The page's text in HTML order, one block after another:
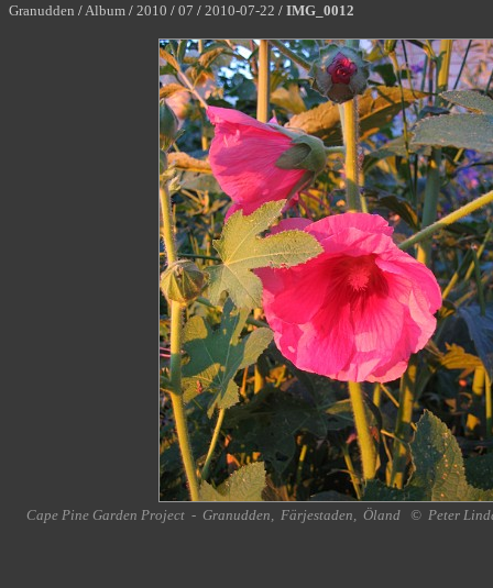
Granudden /Album / 2010 / 07 / 2010-07-22 / IMG_0012
Cape Pine Garden Project - Granudden, Färjestaden, Öland © Peter